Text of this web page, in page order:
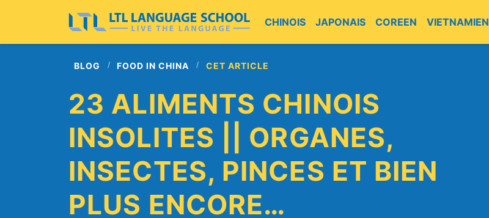
CHINOIS JAPONAIS COREEN VIETNAMIEN
BLOG FOOD IN CHINA CET ARTICLE
23 ALIMENTS CHINOIS
INSOLITES || ORGANES,
INSECTES, PINCES ET BIEN
PLUS ENCORE…